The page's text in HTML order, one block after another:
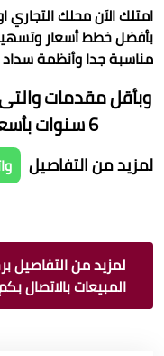
امتلك الاَن محلك التجاري
بأفضل خطط أسعار
مناسبة جدا وأنظمة
6 سنوات
لمزيد من التفاصيل
لمزيد من التفاصيل
المبيعات بالاتصال